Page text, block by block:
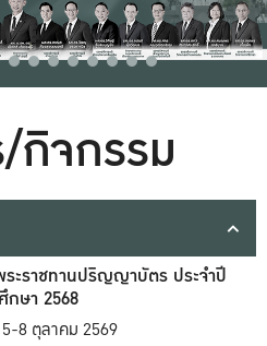
กิจกรรม
ะราชทานปริญญาบัตร ประจำปี
กษา 2568
8 ตุลาคม 2569